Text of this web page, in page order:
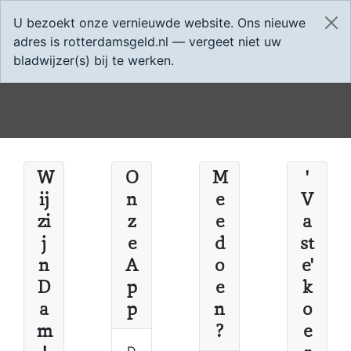
U bezoekt onze vernieuwde website. Ons nieuwe
adres is rotterdamsgeld.nl — vergeet niet uw
bladwijzer(s) bij te werken.
Home App
W
ij
zi
j
n
D
a
m
O
n
z
e
A
p
p
M
e
e
d
o
e
n
?
'
V
a
st
e'
k
o
e